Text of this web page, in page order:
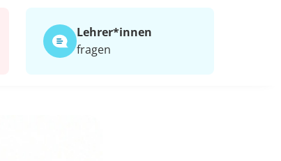
Lehrer*​innen
fragen